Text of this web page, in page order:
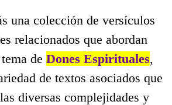
una colección de versículos
relacionados que abordan
de Dones Espirituales,
de textos asociados que
diversas complejidades y